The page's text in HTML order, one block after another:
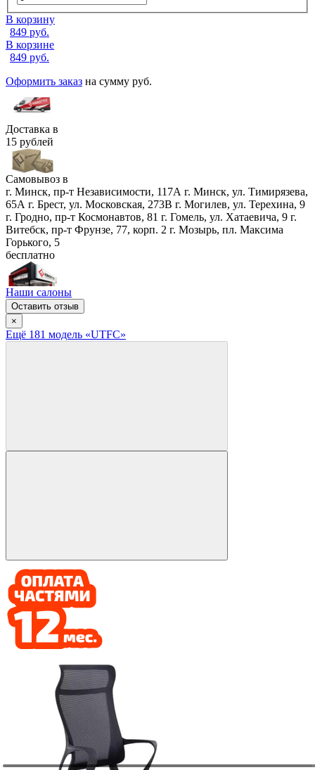
В корзину
849 руб.
В корзине
849 руб.
Оформить заказ на сумму руб.
Доставка в
15 рублей
Самовывоз в
г. Минск, пр-т Независимости, 117А г. Минск, ул. Тимирязева,
65А г. Брест, ул. Московская, 273В г. Могилев, ул. Терехина, 9
г. Гродно, пр-т Космонавтов, 81 г. Гомель, ул. Хатаевича, 9 г.
Витебск, пр-т Фрунзе, 77, корп. 2 г. Мозырь, пл. Максима
Горького, 5
бесплатно
Наши салоны
Оставить отзыв
×
Ещё 181 модель «UTFC»